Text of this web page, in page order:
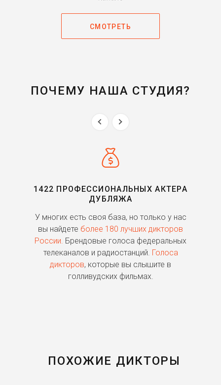
СМОТРЕТЬ
ПОЧЕМУ НАША СТУДИЯ?
1422 ПРОФЕССИОНАЛЬНЫХ АКТЕРА
ДУБЛЯЖА
У многих есть своя база, но только у нас
вы найдете более 180 лучших дикторов
России. Брендовые голоса федеральных
телеканалов и радиостанций. Голоса
дикторов, которые вы слышите в
голливудских фильмах.
ПОХОЖИЕ ДИКТОРЫ